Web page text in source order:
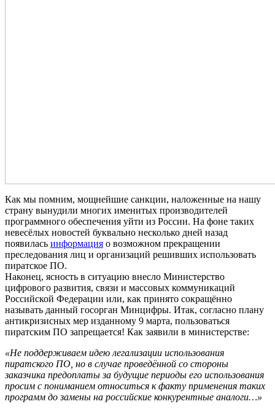
Как мы помним, мощнейшие санкции, наложенные на нашу
страну вынудили многих именитых производителей
программного обеспечения уйти из России. На фоне таких
невесёлых новостей буквально несколько дней назад
появилась информация о возможном прекращении
преследования лиц и организаций решивших использовать
пиратское ПО.
Наконец, ясность в ситуацию внесло Министерство
цифрового развития, связи и массовых коммуникаций
Российской Федерации или, как принято сокращённо
называть данный госорган Минцифры. Итак, согласно плану
антикризисных мер изданному 9 марта, пользоваться
пиратским ПО запрещается! Как заявили в министерстве:
«Не поддерживаем идею легализации использования
пиратского ПО, но в случае проведённой со стороны
заказчика предоплаты за будущие периоды его использования
просим с пониманием относиться к факту применения таких
программ до замены на российские конкурентные аналоги…»